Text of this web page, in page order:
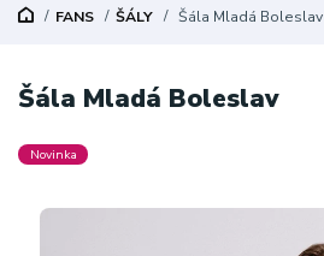
FANS ŠÁLY Šála Mladá Boleslav
Šála Mladá Boleslav
Novinka